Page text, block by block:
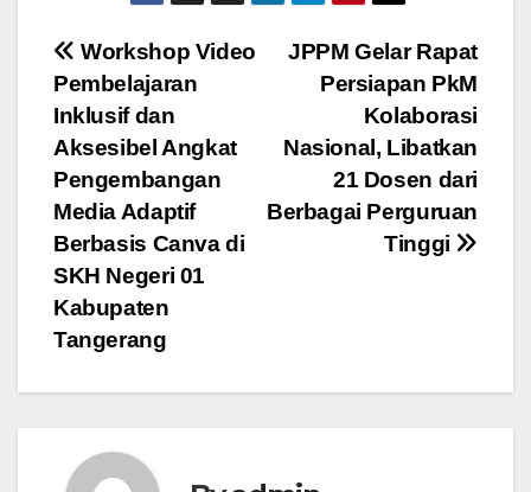
Post
navigation
JPPM Gelar Rapat
Persiapan PkM
Kolaborasi
Nasional, Libatkan
21 Dosen dari
Berbagai Perguruan
Tinggi
Workshop Video
Pembelajaran
Inklusif dan
Aksesibel Angkat
Pengembangan
Media Adaptif
Berbasis Canva di
SKH Negeri 01
Kabupaten
Tangerang